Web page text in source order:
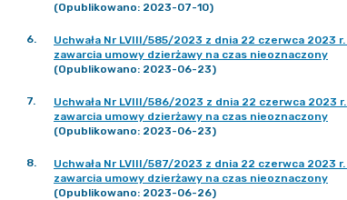
(Opublikowano: 2023-07-10)
6.
Uchwała Nr LVIII/585/2023 z dnia 22 czerwca
zawarcia umowy dzierżawy na czas nieoznaczony
(Opublikowano: 2023-06-23)
7.
Uchwała Nr LVIII/586/2023 z dnia 22 czerwca
zawarcia umowy dzierżawy na czas nieoznaczony
(Opublikowano: 2023-06-23)
8.
Uchwała Nr LVIII/587/2023 z dnia 22 czerwca
zawarcia umowy dzierżawy na czas nieoznaczony
(Opublikowano: 2023-06-26)